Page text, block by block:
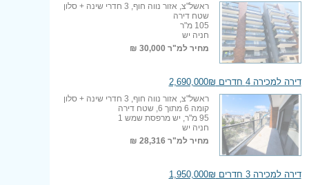
ראשל"צ, אזור נווה חוף, 3 חדרי שינה + סלון
שטח דירה
105 מ"ר
חניה יש
מחיר למ"ר 30,000 ₪
דירה למכירה 4 חדרים 2,690,000₪
ראשל"צ, אזור נווה חוף, 3 חדרי שינה + סלון
קומה 6 מתוך 6, שטח דירה
95 מ"ר, יש מרפסת שמש 1
חניה יש
מחיר למ"ר 28,316 ₪
דירה למכירה 3 חדרים 1,950,000₪